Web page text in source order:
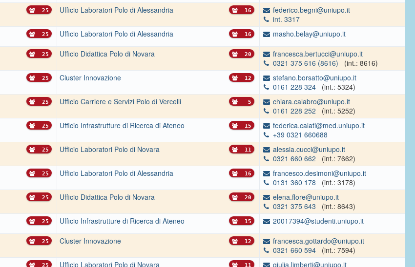
25 Ufficio Laboratori Polo di Alessandria 16
federico.begni@uniupo.it
int. 3317
25 Ufficio Laboratori Polo di Alessandria 16 masho.belay@uniupo.it
25 Ufficio Didattica Polo di Novara 20
francesca.bertucci@uniupo.it
0321 375 616 (8616)
(int.: 8616)
25 Cluster Innovazione 12
stefano.borsatto@uniupo.it
0161 228 324
(int.: 5324)
25 Ufficio Carriere e Servizi Polo di Vercelli 5
chiara.calabro@uniupo.it
0161 228 252
(int.: 5252)
25 Ufficio Infrastrutture di Ricerca di Ateneo 15
federica.calati@med.uniupo.it
+39 0321 660688
25 Ufficio Laboratori Polo di Novara 11
alessia.cucci@uniupo.it
0321 660 662
(int.: 7662)
25 Ufficio Laboratori Polo di Alessandria 16
francesco.desimoni@uniupo.it
0131 360 178
(int.: 3178)
25 Ufficio Didattica Polo di Novara 20
elena.flore@uniupo.it
0321 375 643
(int.: 8643)
25 Ufficio Infrastrutture di Ricerca di Ateneo 15 20017394@studenti.uniupo.it
25 Cluster Innovazione 12
francesca.gottardo@uniupo.it
0321 660 594
(int.: 7594)
25 Ufficio Laboratori Polo di Novara 11 giulia.limberti@uniupo.it